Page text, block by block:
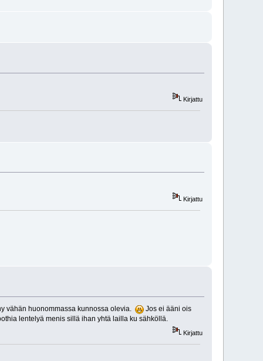
Kirjattu
Kirjattu
vähän huonommassa kunnossa olevia.
Jos ei ääni ois
lentelyä menis sillä ihan yhtä lailla ku sähköllä.
Kirjattu